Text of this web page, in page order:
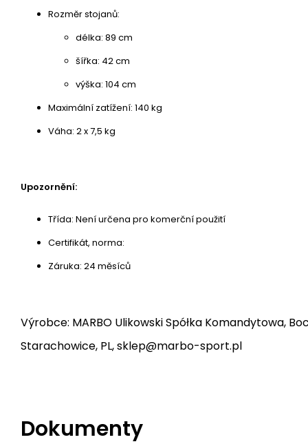
Rozměr stojanů:
délka: 89 cm
šířka: 42 cm
výška: 104 cm
Maximální zatížení: 140 kg
Váha: 2 x 7,5 kg
Upozornění:
Třída: Není určena pro komerční použití
Certifikát, norma:
Záruka: 24 měsíců
Výrobce: MARBO Ulikowski Spółka Komandytowa,
Starachowice, PL, sklep@marbo-sport.pl
Dokumenty